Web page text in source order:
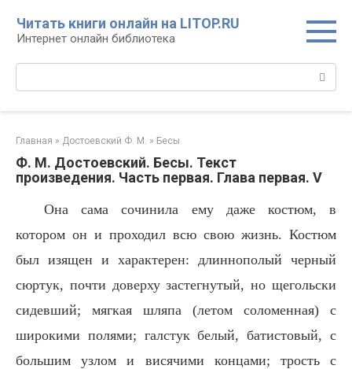
контенту
Читать книги онлайн на LITOP.RU
Интернет онлайн библиотека
Главная » Достоевский Ф. М. » Бесы
Ф. М. Достоевский. Бесы. Текст
произведения. Часть первая. Глава первая. V
Она сама сочинила ему даже костюм, в
котором он и проходил всю свою жизнь. Костюм
был изящен и характерен: длиннополый черный
сюртук, почти доверху застегнутый, но щегольски
сидевший; мягкая шляпа (летом соломенная) с
широкими полями; галстук белый, батистовый, с
большим узлом и висячими концами; трость с